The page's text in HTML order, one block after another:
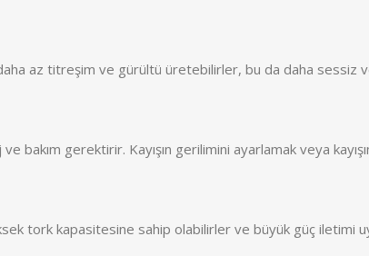
az titreşim ve gürültü üretebilirler, bu da daha sessiz
bakım gerektirir. Kayışın gerilimini ayarlamak veya
tork kapasitesine sahip olabilirler ve büyük güç iletimi